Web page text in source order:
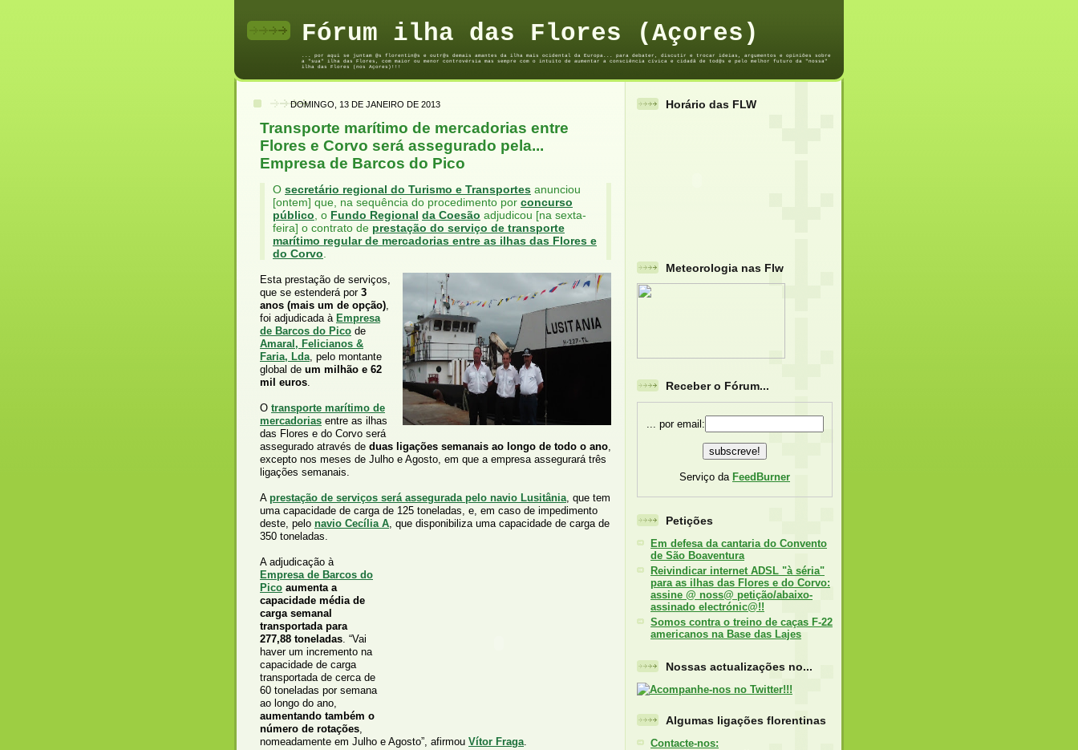
Fórum ilha das Flores (Açores)
... por aqui se juntam @s florentin@s e outr@s demais amantes da ilha mais ocidental da Europa... para debater, discutir e trocar ideias, argumentos e opiniões sobre
a "sua" ilha das Flores, com maior ou menor controvérsia mas sempre com o intuito de aumentar a consciência cívica e cidadã de tod@s e pelo melhor futuro da "nossa"
ilha das Flores (nos Açores)!!!
DOMINGO, 13 DE JANEIRO DE 2013
Transporte marítimo de mercadorias entre
Flores e Corvo será assegurado pela...
Empresa de Barcos do Pico
O secretário regional do Turismo e Transportes anunciou
[ontem] que, na sequência do procedimento por concurso
público , o Fundo Regional da Coesão adjudicou [na sexta-
feira] o contrato de prestação do serviço de transporte
marítimo regular de mercadorias entre as ilhas das Flores e
do Corvo
Esta prestação de serviços,
que se estenderá por 3
anos (mais um de opção),
foi adjudicada à Empresa
de Barcos do Pico de
Amaral, Felicianos &
Faria, Lda, pelo montante
global de um milhão e 62
mil euros.
O transporte marítimo de
mercadorias entre as ilhas
das Flores e do Corvo será
assegurado através de duas ligações semanais ao longo de todo o ano,
excepto nos meses de Julho e Agosto, em que a empresa assegurará três
ligações semanais.
A prestação de serviços será assegurada pelo navio Lusitânia, que tem
uma capacidade de carga de 125 toneladas, e, em caso de impedimento
deste, pelo navio Cecília A, que disponibiliza uma capacidade de carga de
350 toneladas.
A adjudicação à
Empresa de Barcos do
Pico aumenta a
capacidade média de
carga semanal
transportada para
277,88 toneladas. “Vai
haver um incremento na
capacidade de carga
transportada de cerca de
60 toneladas por semana
ao longo do ano,
aumentando também o
número de rotações,
nomeadamente em Julho e Agosto”, afirmou Vítor Fraga.
Horário das FLW
Meteorologia nas Flw
Receber o Fórum...
... por email:
Serviço da FeedBurner
Petições
Em defesa da cantaria do Convento
de São Boaventura
Reivindicar internet ADSL "à séria"
para as ilhas das Flores e do Corvo:
assine @ noss@ petição/abaixo-
assinado electrónic@!!
Somos contra o treino de caças F-22
americanos na Base das Lajes
Nossas actualizações no...
Algumas ligações florentinas
Contacte-nos: